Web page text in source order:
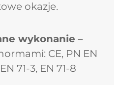
okazje.
wykonanie –
CE, PN EN
71-3, EN 71-8